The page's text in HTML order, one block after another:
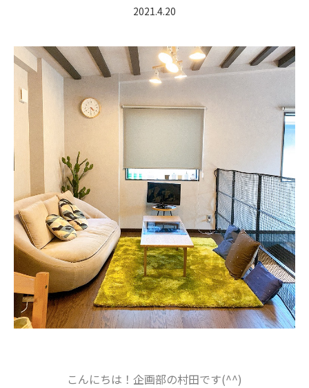
2021.4.20
こんにちは！企画部の村田です(^^)